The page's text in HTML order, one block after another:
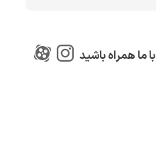
با ما همراه باشید